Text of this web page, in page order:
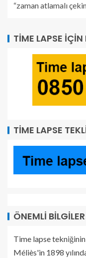
“zaman atlamalı
TIME LAPSE
TIME LAPSE
ÖNEMLI
Time lapse tekniğinin
Méliès'in 1898